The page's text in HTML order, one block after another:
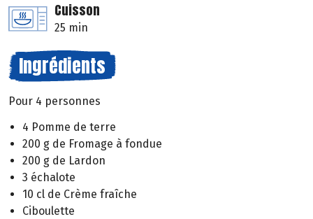
Cuisson
25 min
Ingrédients
Pour 4 personnes
4 Pomme de terre
200 g de Fromage à fondue
200 g de Lardon
3 échalote
10 cl de Crème fraîche
Ciboulette